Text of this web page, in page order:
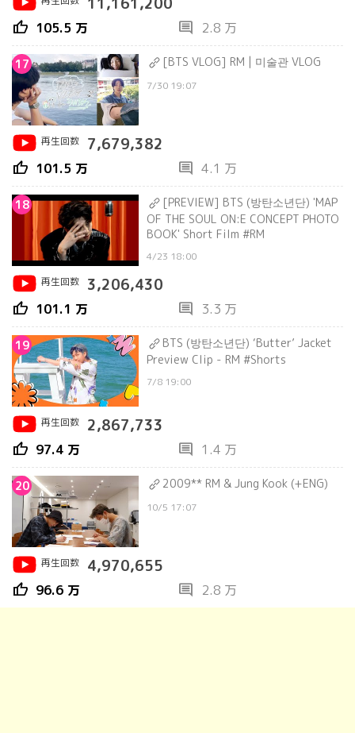
thumb_up 105.5 万 comment 2.8 万
17 [BTS VLOG] RM | 미술관 VLOG
7/30 19:07
再生回数 7,679,382
thumb_up 101.5 万 comment 4.1 万
18
[PREVIEW] BTS (방탄소년단) 'MAP
OF THE SOUL ON:E CONCEPT PHOTO
BOOK' Short Film #RM
4/23 18:00
再生回数
3,206,430
thumb_up 101.1 万 comment 3.3 万
19
BTS (방탄소년단) ‘Butter’ Jacket
Preview Clip - RM #Shorts
7/8 19:00
再生回数 2,867,733
thumb_up 97.4 万 comment 1.4 万
20 2009** RM & Jung Kook (+ENG)
10/5 17:07
再生回数 4,970,655
thumb_up 96.6 万 comment 2.8 万